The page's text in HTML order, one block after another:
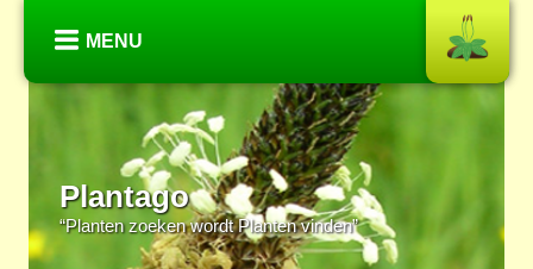
MENU
Plantago
“Planten zoeken wordt Planten vinden”